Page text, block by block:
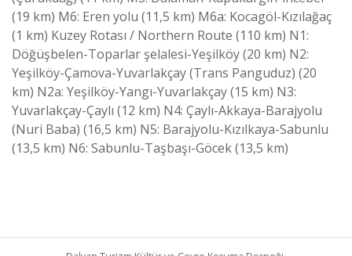
(19 km) M6: Eren yolu (11,5 km) M6a: Kocagöl-Kızılağaç
(1 km) Kuzey Rotası / Northern Route (110 km) N1:
Döğüşbelen-Toparlar şelalesi-Yeşilköy (20 km) N2:
Yeşilköy-Çamova-Yuvarlakçay (Trans Panguduz) (20
km) N2a: Yeşilköy-Yangı-Yuvarlakçay (15 km) N3:
Yuvarlakçay-Çaylı (12 km) N4: Çaylı-Akkaya-Barajyolu
(Nuri Baba) (16,5 km) N5: Barajyolu-Kızılkaya-Sabunlu
(13,5 km) N6: Sabunlu-Taşbaşı-Göcek (13,5 km)